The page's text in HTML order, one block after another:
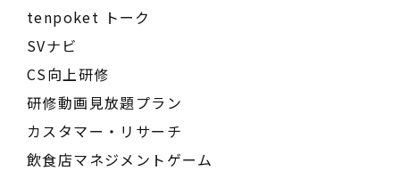
tenpoket トーク
SVナビ
CS向上研修
研修動画見放題プラン
カスタマー・リサーチ
飲食店マネジメントゲーム